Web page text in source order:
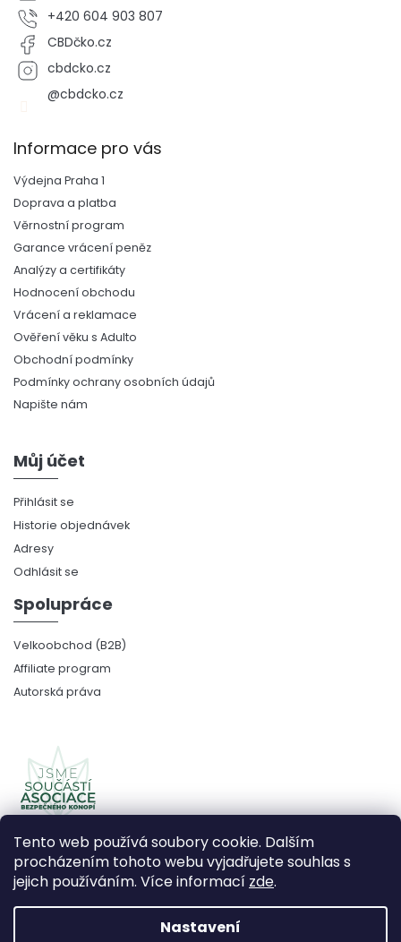
Tento web používá soubory cookie. Dalším
procházením tohoto webu vyjadřujete souhlas s
jejich používáním. Více informací zde.
Nastavení
+420 604 903 807
CBDčko.cz
cbdcko.cz
@cbdcko.cz
Informace pro vás
Výdejna Praha 1
Doprava a platba
Věrnostní program
Garance vrácení peněz
Analýzy a certifikáty
Hodnocení obchodu
Vrácení a reklamace
Ověření věku s Adulto
Obchodní podmínky
Podmínky ochrany osobních údajů
Napište nám
Můj účet
Přihlásit se
Historie objednávek
Adresy
Odhlásit se
Spolupráce
Velkoobchod (B2B)
Affiliate program
Autorská práva